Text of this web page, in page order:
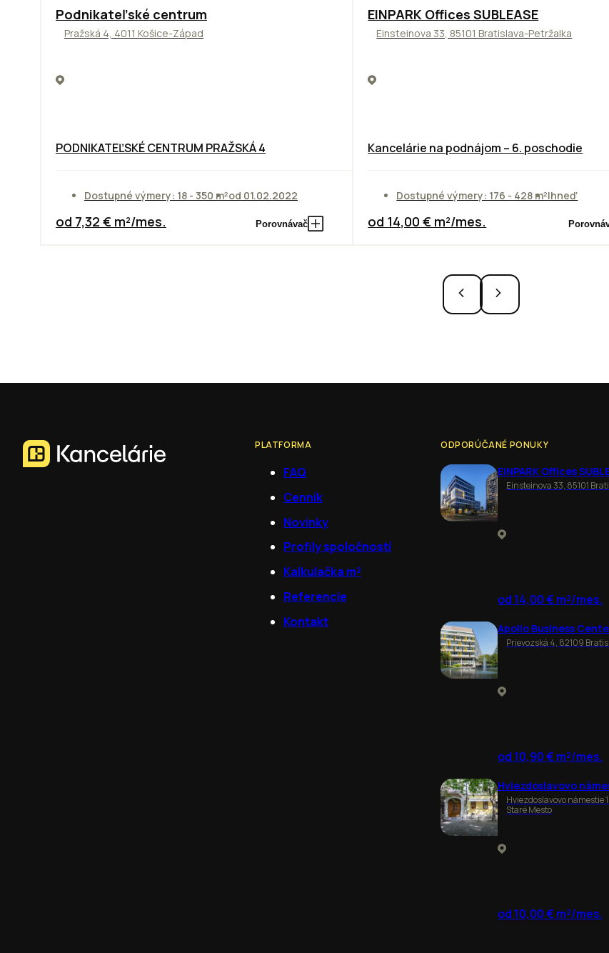
ODPORÚČAME
Podnikateľské centrum
Pražská 4, 4011 Košice-Západ
PODNIKATEĽSKÉ CENTRUM PRAŽSKÁ 4
Dostupné výmery: 18 - 350 m²od 01.02.2022
od 7,32 € m²/mes. Porovnávač
TOP ODPORÚČAME
EINPARK Offices SUBLEASE
Einsteinova 33, 85101 Bratislava-Petržalka
Kancelárie na podnájom – 6. poschodie
Dostupné výmery: 176 - 428 m²Ihneď
od 14,00 € m²/mes.
PLATFORMA
FAQ
Cenník
Novinky
Profily spoločností
Kalkulačka m²
Referencie
Kontakt
ODPORÚČANÉ PONUKY
EINPARK Offices
Einsteinova 33, 85101
od 14,00 € m²/mes.
Apollo Business
Prievozská 4, 82109
od 10,90 € m²/mes.
Hviezdoslavovo
Hviezdoslavovo námestie
Staré Mesto
od 10,00 € m²/mes.